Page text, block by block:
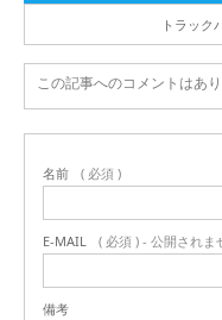
トラック
この記事へのコメントはあり
名前 ( 必須 )
E-MAIL ( 必須 ) - 公開されま
備考